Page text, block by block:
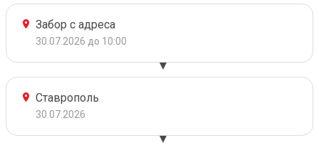
Забор с адреса
30.07.2026 до 10:00
Ставрополь
30.07.2026